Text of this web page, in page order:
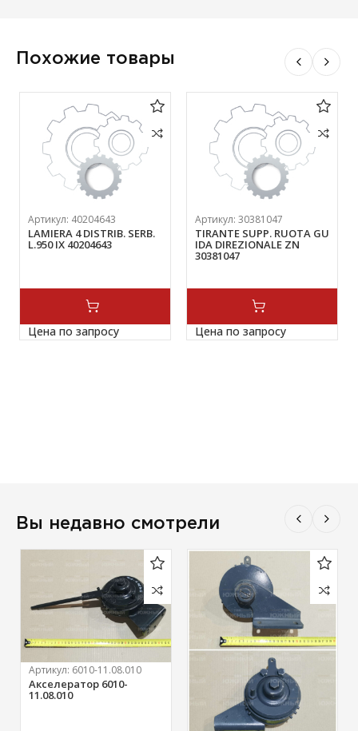
Похожие товары
Артикул: 40204643
LAMIERA 4 DISTRIB. SERB.
L.950 IX 40204643
Цена по запросу
Артикул: 30381047
TIRANTE SUPP. RUOTA GU
IDA DIREZIONALE ZN
30381047
Цена по запросу
Вы недавно смотрели
Артикул: 6010-11.08.010
Акселератор 6010-
11.08.010